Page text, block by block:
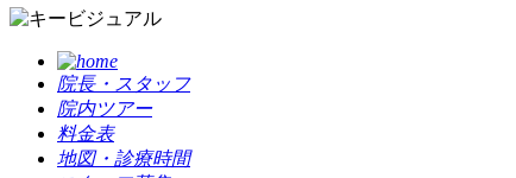
院長・スタッフ
院内ツアー
料金表
地図・診療時間